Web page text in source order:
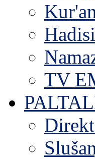
Hadisi
TV